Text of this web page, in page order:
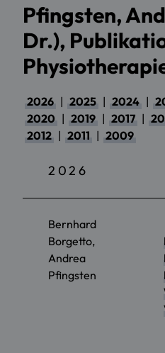
Pfingsten,
Dr.),
2026 | 2025 | 2024 |
2020 | 2019 | 2017 |
2012 | 2011 | 2009
2026
Bernhard
Borgetto,
Andrea
Pfingsten